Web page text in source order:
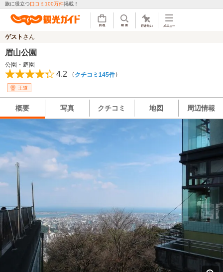
旅に役立つ口コミ100万件掲載！
ゲスト さん
眉山公園
公園・庭園
4.2 （ クチコミ145件）
王道
概要 写真 クチコミ 地図 周辺情報